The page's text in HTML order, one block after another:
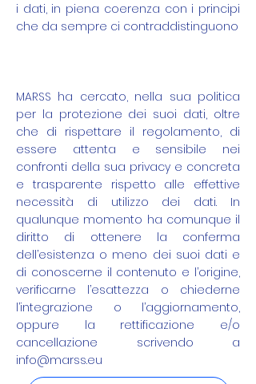
i dati, in piena coerenza con i principi
che da sempre ci contraddistinguono
MARSS ha cercato, nella sua politica
per la protezione dei suoi dati, oltre
che di rispettare il regolamento, di
essere attenta e sensibile nei
confronti della sua privacy e concreta
e trasparente rispetto alle effettive
necessità di utilizzo dei dati. In
qualunque momento ha comunque il
diritto di ottenere la conferma
dell’esistenza o meno dei suoi dati e
di conoscerne il contenuto e l’origine,
verificarne l’esattezza o chiederne
l’integrazione o l’aggiornamento,
oppure la rettificazione e/o
cancellazione scrivendo a
info@marss.eu